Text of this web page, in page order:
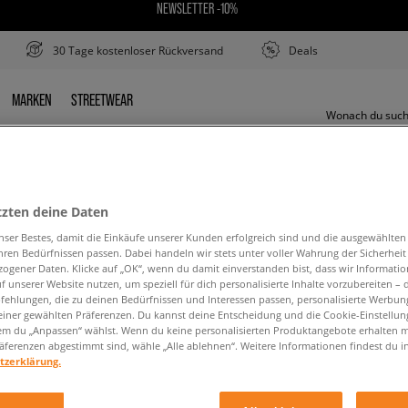
NEWSLETTER -10%
30 Tage kostenloser Rückversand Deals
MARKEN
MARKEN STREETWEAR
STREETWEAR
PUMA RS-X BUBBLE
den Suchbegriff. Versuche, weniger Filter zu
ZURÜCK ZUM SHOP
deine Daten
Bestes, damit die Einkäufe unserer Kunden erfolgreich sind und die
Bedürfnissen passen. Dabei handeln wir stets unter voller Wahrung der
Daten. Klicke auf „OK“, wenn du damit einverstanden bist, dass wir
unserer Website nutzen, um speziell für dich personalisierte Inhalte vorzubereiten –
die zu deinen Bedürfnissen und Interessen passen, personalisierte
gewählten Präferenzen. Du kannst deine Entscheidung und die Cookie-
du „Anpassen“ wählst. Wenn du keine personalisierten Produktangebote erhalten
abgestimmt sind, wähle „Alle ablehnen“. Weitere Informationen findest du